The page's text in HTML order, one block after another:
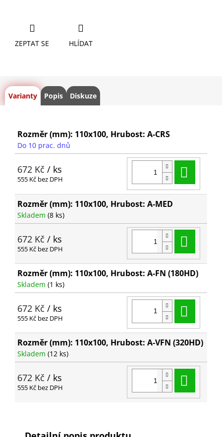
ZEPTAT SE HLÍDAT
Varianty Popis Diskuze
Rozměr (mm): 110x100, Hrubost: A-CRS
Do 10 prac. dnů
672 Kč / ks
555 Kč bez DPH
Rozměr (mm): 110x100, Hrubost: A-MED
Skladem (8 ks)
672 Kč / ks
555 Kč bez DPH
Rozměr (mm): 110x100, Hrubost: A-FN (180HD)
Skladem (1 ks)
672 Kč / ks
555 Kč bez DPH
Rozměr (mm): 110x100, Hrubost: A-VFN (320HD)
Skladem (12 ks)
672 Kč / ks
555 Kč bez DPH